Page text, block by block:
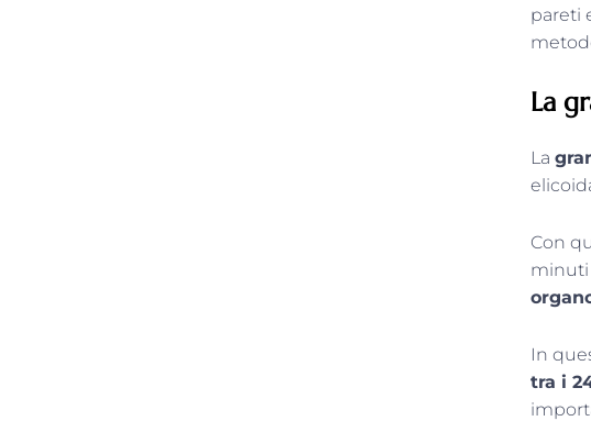
pareti
La
La
Con
minuti
In
tra i